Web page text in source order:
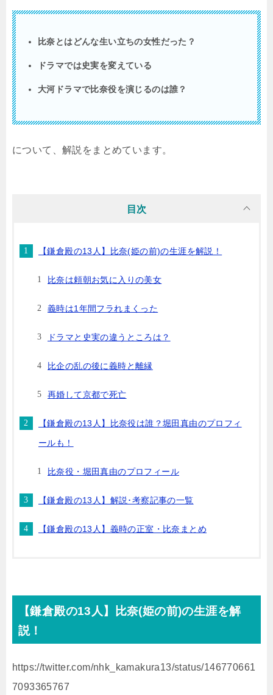
比奈とはどんな生い立ちの女性だった？
ドラマでは史実を変えている
大河ドラマで比奈役を演じるのは誰？
について、解説をまとめています。
目次
【鎌倉殿の13人】比奈(姫の前)の生涯を解説！
比奈は頼朝お気に入りの美女
義時は1年間フラれまくった
ドラマと史実の違うところは？
比企の乱の後に義時と離縁
再婚して京都で死亡
【鎌倉殿の13人】比奈役は誰？堀田真由のプロフィ
ールも！
比奈役・堀田真由のプロフィール
【鎌倉殿の13人】解説･考察記事の一覧
【鎌倉殿の13人】義時の正室・比奈まとめ
【鎌倉殿の13人】比奈(姫の前)の生涯を解
説！
https://twitter.com/nhk_kamakura13/status/146770661
7093365767